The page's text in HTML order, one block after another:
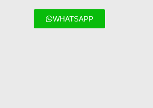
WHATSAPP